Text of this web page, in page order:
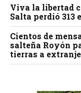
Viva la libertad
Salta perdió 313
Cientos de
salteña Royón
tierras a